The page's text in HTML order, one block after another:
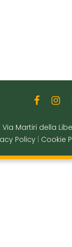
Via Martiri della
Policy
Cookie